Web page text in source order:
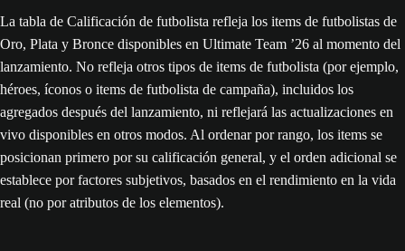
La tabla de Calificación de futbolista refleja los items de futbolistas de
Oro, Plata y Bronce disponibles en Ultimate Team ’26 al momento del
lanzamiento. No refleja otros tipos de items de futbolista (por ejemplo,
héroes, íconos o items de futbolista de campaña), incluidos los
agregados después del lanzamiento, ni reflejará las actualizaciones en
vivo disponibles en otros modos. Al ordenar por rango, los items se
posicionan primero por su calificación general, y el orden adicional se
establece por factores subjetivos, basados en el rendimiento en la vida
real (no por atributos de los elementos).